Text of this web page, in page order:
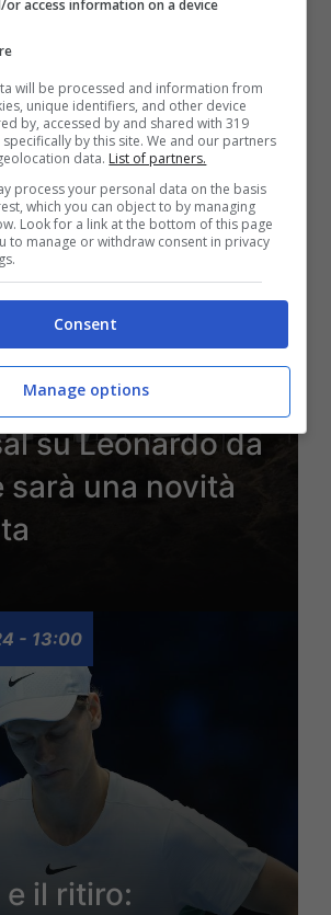
- 21:30
arriva il
su Leonardo da
sarà una novità
- 13:00
il ritiro:
or access information on a device
will be processed and information from
unique identifiers, and other device
by, accessed by and shared with 319
by this site. We and our partners
data. List of partners.
process your personal data on the basis
which you can object to by managing
Look for a link at the bottom of this page
to manage or withdraw consent in privacy
Consent
Manage options